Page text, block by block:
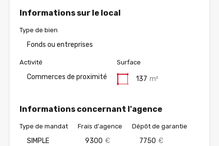
Informations sur le local
Type de bien
Fonds ou entreprises
Activité
Commerces de proximité
Surface
137 m²
Informations concernant l'agence
Type de mandat
SIMPLE
Frais d'agence
9300 €
Dépôt de garantie
7750 €